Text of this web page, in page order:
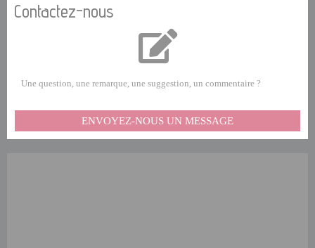
Contactez-nous
Une question, une remarque, une suggestion, un commentaire ?
ENVOYEZ-NOUS UN MESSAGE